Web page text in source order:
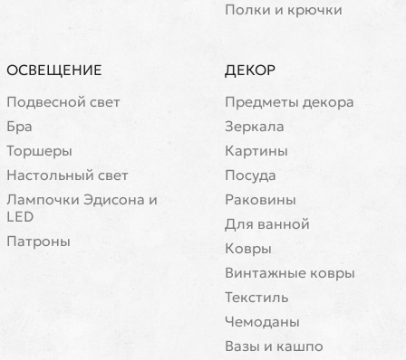
Полки и крючки
ОСВЕЩЕНИЕ
Подвесной свет
Бра
Торшеры
Настольный свет
Лампочки Эдисона и
LED
Патроны
ДЕКОР
Предметы декора
Зеркала
Картины
Посуда
Раковины
Для ванной
Ковры
Винтажные ковры
Текстиль
Чемоданы
Вазы и кашпо